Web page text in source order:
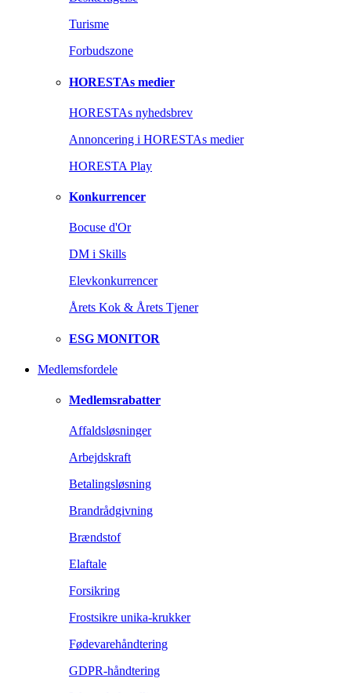
Turisme
Forbudszone
HORESTAs medier
HORESTAs nyhedsbrev
Annoncering i HORESTAs medier
HORESTA Play
Konkurrencer
Bocuse d'Or
DM i Skills
Elevkonkurrencer
Årets Kok & Årets Tjener
ESG MONITOR
Medlemsfordele
Medlemsrabatter
Affaldsløsninger
Arbejdskraft
Betalingsløsning
Brandrådgivning
Brændstof
Elaftale
Forsikring
Frostsikre unika-krukker
Fødevarehåndtering
GDPR-håndtering